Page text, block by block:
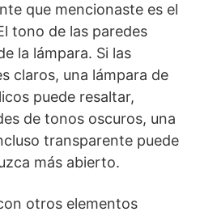
que mencionaste es el
tono de las paredes
la lámpara. Si las
claros, una lámpara de
puede resaltar,
de tonos oscuros, una
transparente puede
más abierto.
otros elementos